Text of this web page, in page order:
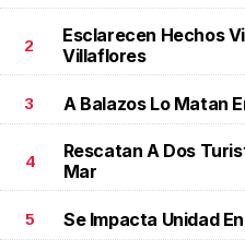
2
Esclarecen Hechos
Villaflores
3 A Balazos Lo Matan
4
Rescatan A Dos
Mar
5 Se Impacta Unidad